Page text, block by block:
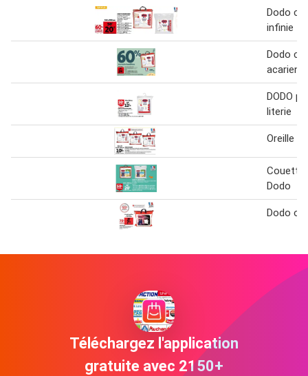
Dodo
infinie
Dodo
acariens
DODO
literie
Oreille
Couette
Dodo
Dodo
Téléchargez l'application
gratuite avec 2150+